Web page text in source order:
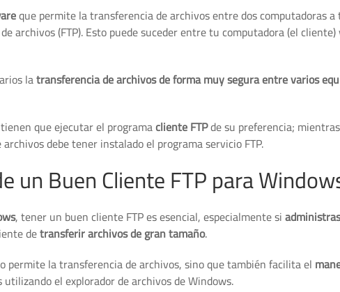
que permite la transferencia de archivos entre dos computadoras
archivos (FTP). Esto puede suceder entre tu computadora (el
latransferencia de archivos de forma muy segura entre varios
que ejecutar el programacliente FTPde su preferencia;
debe tener instalado el programa servicio FTP.
un Buen Cliente FTP para
, tener un buen cliente FTP es esencial, especialmente si
detransferir archivos de gran tamaño.
permite la transferencia de archivos, sino que también facilita el
el explorador de archivos de Windows.